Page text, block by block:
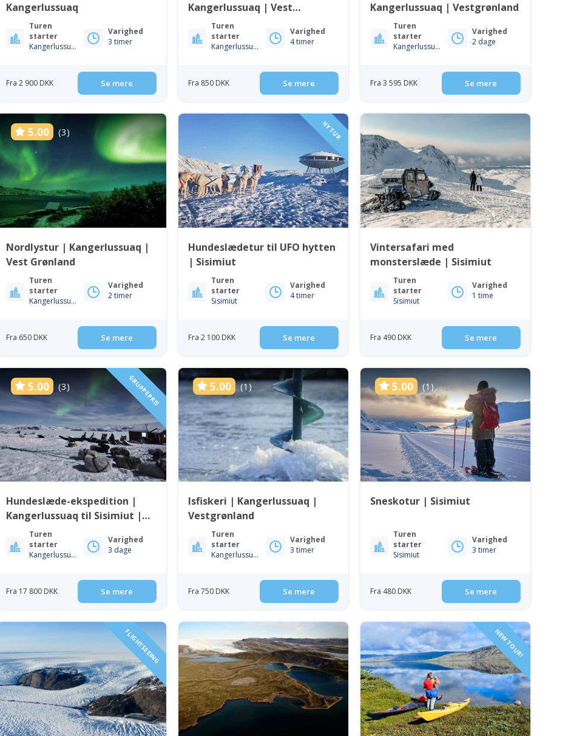
Kangerlussuaq
Turen
starter
Kangerlussuaq
Varighed
3 timer
Fra 2 900 DKK Se mere
Kangerlussuaq | Vest
Grønland
Turen
starter
Kangerlussuaq
Varighed
4 timer
Fra 850 DKK Se mere
Kangerlussuaq | Vestgrønland
Turen
starter
Kangerlussuaq
Varighed
2 dage
Fra 3 595 DKK Se mere
5.00 (3)
Nordlystur | Kangerlussuaq |
Vest Grønland
Turen
starter
Kangerlussuaq
Varighed
2 timer
Fra 650 DKK Se mere
NY TUR
Hundeslædetur til UFO hytten
| Sisimiut
Turen
starter
Sisimiut
Varighed
4 timer
Fra 2 100 DKK Se mere
Vintersafari med
monsterslæde | Sisimiut
Turen
starter
Sisimiut
Varighed
1 time
Fra 490 DKK Se mere
5.00 (3) GRUPPEPRIS
Hundeslæde-ekspedition |
Kangerlussuaq til Sisimiut |
Vest Grønland
Turen
starter
Kangerlussuaq
Varighed
3 dage
Fra 17 800 DKK Se mere
5.00 (1)
Isfiskeri | Kangerlussuaq |
Vestgrønland
Turen
starter
Kangerlussuaq
Varighed
3 timer
Fra 750 DKK Se mere
5.00 (1)
Sneskotur | Sisimiut
Turen
starter
Sisimiut
Varighed
3 timer
Fra 480 DKK Se mere
FLIGHTSEEING NEW TOUR!